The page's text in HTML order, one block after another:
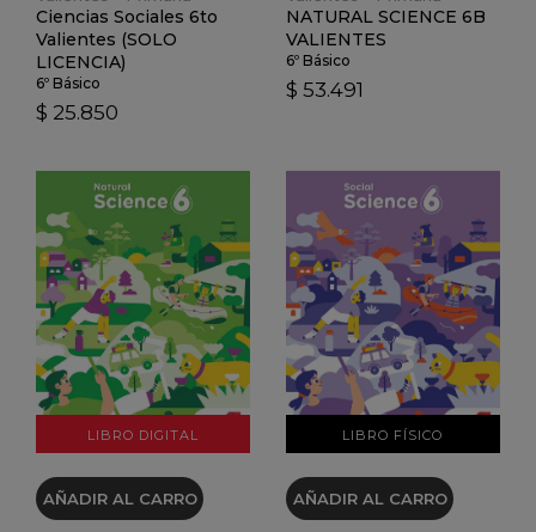
Ciencias Sociales 6to
Valientes (SOLO
LICENCIA)
6º Básico
$ 25.850
NATURAL SCIENCE 6B
VALIENTES
6º Básico
$ 53.491
LIBRO DIGITAL
VER DETALLES
AÑADIR AL CARRO
LIBRO FÍSICO
VER DETALLES
AÑADIR AL CARRO